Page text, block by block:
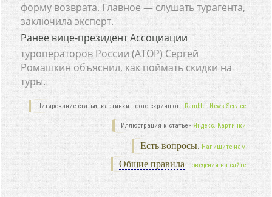
форму возврата. Главное — слушать турагента,
заключила эксперт.
Ранее вице-президент Ассоциации
туроператоров России (АТОР) Сергей
Ромашкин объяснил, как поймать скидки на
туры.
Цитирование статьи, картинки - фото скриншот - Rambler News Service.
Иллюстрация к статье - Яндекс. Картинки.
Есть вопросы. Напишите нам.
Общие правила поведения на сайте.